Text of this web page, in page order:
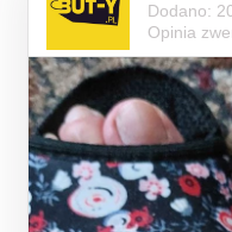
Dodano:
Opinia